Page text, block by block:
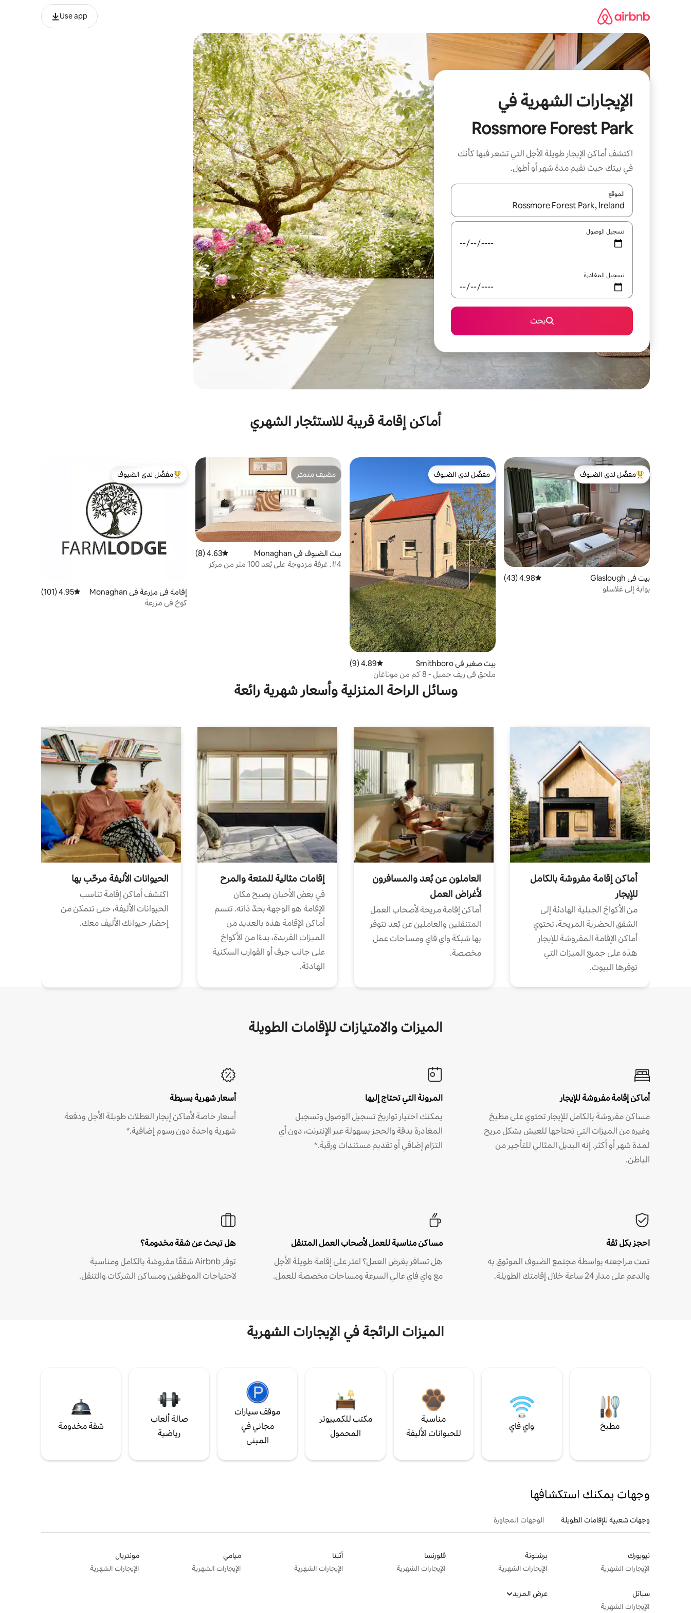
Use app
الإيجارات الشهرية في
Rossmore Forest Park
اكتشف أماكن الإيجار طويلة الأجل التي تشعر فيها كأنك
في بيتك حيث تقيم مدة شهر أو أطول.
الموقع
عند توفر النتائج، انتقل باستخدام السهمين لأعلى ولأسفل أو استكشف عن طريق اللمس أو السحب.
تسجيل الوصول
تسجيل المغادرة
بحث
أماكن إقامة قريبة للاستئجار الشهري
من أبرز البيوت المفضّلة لدى الضيوف
مفضّل لدى الضيوف
بيت في Glaslough متوسط التقييم 4.98 من 5، 43 مراجعات
4.98 (43)
بوابة إلى غلاسلو
مفضّل لدى الضيوف
مفضّل لدى الضيوف
بيت صغير في Smithboro متوسط التقييم 4.89 من 5، 9 مراجعات
4.89 (9)
ملحق في ريف جميل - 8 كم من موناغان
مضيف متميّز
مضيف متميّز
بيت الضيوف في Monaghan متوسط التقييم 4.63 من 5، 8 مراجعات
4.63 (8)
#4. غرفة مزدوجة على بُعد 100 متر من مركز
من أبرز البيوت المفضّلة لدى الضيوف
مفضّل لدى الضيوف
إقامة في مزرعة في Monaghan متوسط التقييم 4.95 من 5، 101 مراجعات
4.95 (101)
كوخ في مزرعة
وسائل الراحة المنزلية وأسعار شهرية رائعة
أماكن إقامة مفروشة بالكامل
للإيجار
من الأكواخ الجبلية الهادئة إلى
الشقق الحضرية المريحة، تحتوي
أماكن الإقامة المفروشة للإيجار
هذه على جميع الميزات التي
توفرها البيوت.
العاملون عن بُعد والمسافرون
لأغراض العمل
أماكن إقامة مريحة لأصحاب العمل
المتنقلين والعاملين عن بُعد تتوفر
بها شبكة واي فاي ومساحات عمل
مخصصة.
إقامات مثالية للمتعة والمرح
في بعض الأحيان يصبح مكان
الإقامة هو الوجهة بحدّ ذاته. تتسم
أماكن الإقامة هذه بالعديد من
الميزات الفريدة، بدءًا من الأكواخ
على جانب جرف أو القوارب السكنية
الهادئة.
الحيوانات الأليفة مرحّب بها
اكتشف أماكن إقامة تناسب
الحيوانات الأليفة، حتى تتمكن من
إحضار حيوانك الأليف معك.
الميزات والامتيازات للإقامات الطويلة
أماكن إقامة مفروشة للإيجار
مساكن مفروشة بالكامل للإيجار تحتوي على مطبخ
وغيره من الميزات التي تحتاجها للعيش بشكل مريح
لمدة شهر أو أكثر. إنه البديل المثالي للتأجير من
الباطن.
المرونة التي تحتاج إليها
يمكنك اختيار تواريخ تسجيل الوصول وتسجيل
المغادرة بدقة والحجز بسهولة عبر الإنترنت، دون أي
التزام إضافي أو تقديم مستندات ورقية.*
أسعار شهرية بسيطة
أسعار خاصة لأماكن إيجار العطلات طويلة الأجل ودفعة
شهرية واحدة دون رسوم إضافية.*
احجز بكل ثقة
تمت مراجعته بواسطة مجتمع الضيوف الموثوق به
والدعم على مدار 24 ساعة خلال إقامتك الطويلة.
مساكن مناسبة للعمل لأصحاب العمل المتنقل
هل تسافر بغرض العمل؟ اعثر على إقامة طويلة الأجل
مع واي فاي عالي السرعة ومساحات مخصصة للعمل.
هل تبحث عن شقة مخدومة؟
توفر Airbnb شققًا مفروشة بالكامل ومناسبة
لاحتياجات الموظفين ومساكن الشركات والتنقل.
الميزات الرائجة في الإيجارات الشهرية
مطبخ واي فاي
مناسبة
للحيوانات الأليفة
مكتب للكمبيوتر
المحمول
موقف سيارات
مجاني في
المبنى
صالة ألعاب
رياضية
شقة مخدومة
وجهات يمكنك استكشافها
وجهات شعبية للإقامات الطويلة الوجهات المجاورة
نيويورك
الإيجارات الشهرية
برشلونة
الإيجارات الشهرية
فلورنسا
الإيجارات الشهرية
أثينا
الإيجارات الشهرية
ميامي
الإيجارات الشهرية
مونتريال
الإيجارات الشهرية
سياتل
الإيجارات الشهرية
عرض المزيد